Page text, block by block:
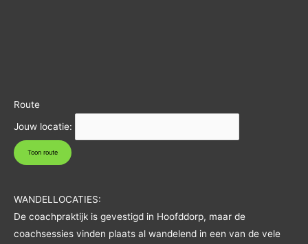
Route
Jouw locatie:
WANDELLOCATIES:
De coachpraktijk is gevestigd in Hoofddorp, maar de
coachsessies vinden plaats al wandelend in een van de vele